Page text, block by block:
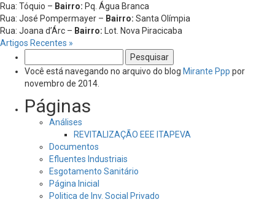
Rua: Tóquio – Bairro: Pq. Água Branca
Rua: José Pompermayer – Bairro: Santa Olímpia
Rua: Joana d’Árc – Bairro: Lot. Nova Piracicaba
Artigos Recentes »
por:
Você está navegando no arquivo do blog Mirante Ppp por
novembro de 2014.
Páginas
Análises
REVITALIZAÇÃO EEE ITAPEVA
Documentos
Efluentes Industriais
Esgotamento Sanitário
Página Inicial
Politica de Inv. Social Privado